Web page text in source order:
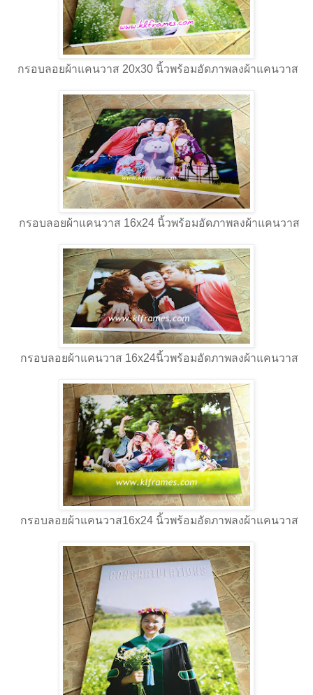
กรอบลอยผ้าแคนวาส 20x30 นิ้วพร้อมอัดภาพลงผ้าแคนวาส
กรอบลอยผ้าแคนวาส 16x24 นิ้วพร้อมอัดภาพลงผ้าแคนวาส
กรอบลอยผ้าแคนวาส 16x24นิ้วพร้อมอัดภาพลงผ้าแคนวาส
กรอบลอยผ้าแคนวาส16x24 นิ้วพร้อมอัดภาพลงผ้าแคนวาส